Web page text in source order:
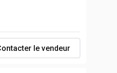
le vendeur